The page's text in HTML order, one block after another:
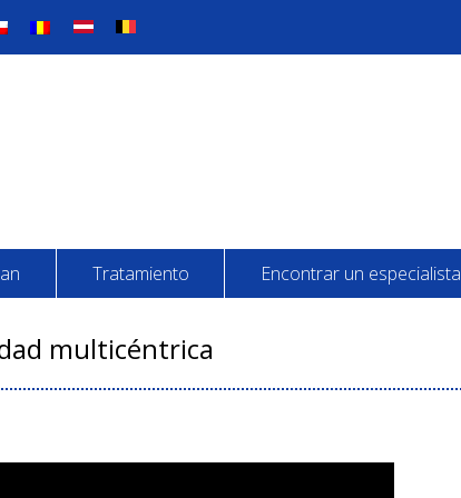
Tratamiento Encontrar un especialista
multicéntrica